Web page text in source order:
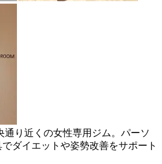
通り近くの女性専用ジム。パーソ
ダイエットや姿勢改善をサポート